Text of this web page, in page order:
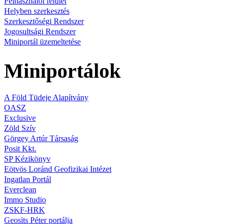
Helyben szerkesztés
Szerkesztőségi Rendszer
Jogosultsági Rendszer
Miniportál üzemeltetése
Miniportálok
A Föld Tüdeje Alapítvány
OASZ
Exclusive
Zöld Szív
Görgey Artúr Társaság
Posit Kkt.
SP Kézikönyv
Eötvös Loránd Geofizikai Intézet
Ingatlan Portál
Everclean
Immo Studio
ZSKF-HRK
Geosits Péter portálja